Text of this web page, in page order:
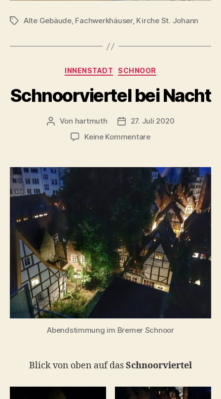
Schlagwörter
Alte Gebäude, Fachwerkhäuser, Kirche St. Johann
Kategorien
INNENSTADT SCHNOOR
Schnoorviertel bei Nacht
Beitragsautor
Von hartmuth Veröffentlichungsdatum
27. Juli 2020
Keine Kommentarezu
Nacht
Abendstimmung im Bremer Schnoor
Blick von oben auf dasSchnoorviertel